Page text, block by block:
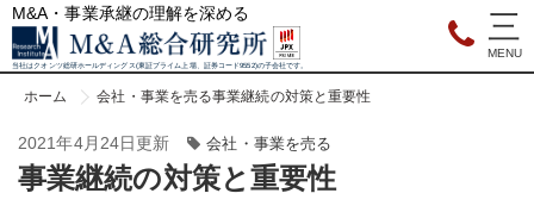
M&A・事業承継の理解を深める
当社はクオンツ総研ホールディングス(東証プライム上場、証券コード9552)の子会社です。
ホーム 会社・事業を売る事業継続の対策と重要性
2021年4月24日更新 会社・事業を売る
事業継続の対策と重要性